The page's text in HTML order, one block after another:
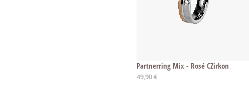
Partnerring Mix - Rosé CZirkon
49,90 €